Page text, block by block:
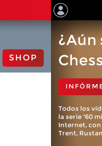
SHOP
¿Aún
Todos los
la serie "60
Internet, con
Trent,